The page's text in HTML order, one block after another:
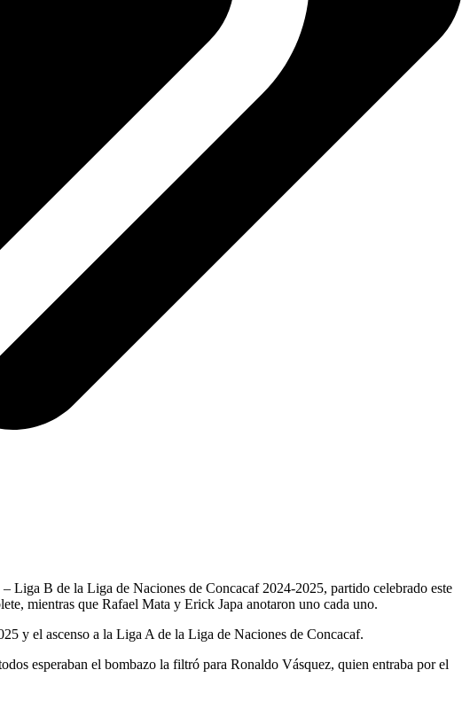
B de la Liga de Naciones de Concacaf 2024-2025, partido celebrado este
mientras que Rafael Mata y Erick Japa anotaron uno cada uno.
y el ascenso a la Liga A de la Liga de Naciones de Concacaf.
esperaban el bombazo la filtró para Ronaldo Vásquez, quien entraba por el